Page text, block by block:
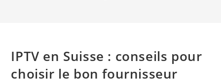
IPTV en Suisse : conseils pour
choisir le bon fournisseur